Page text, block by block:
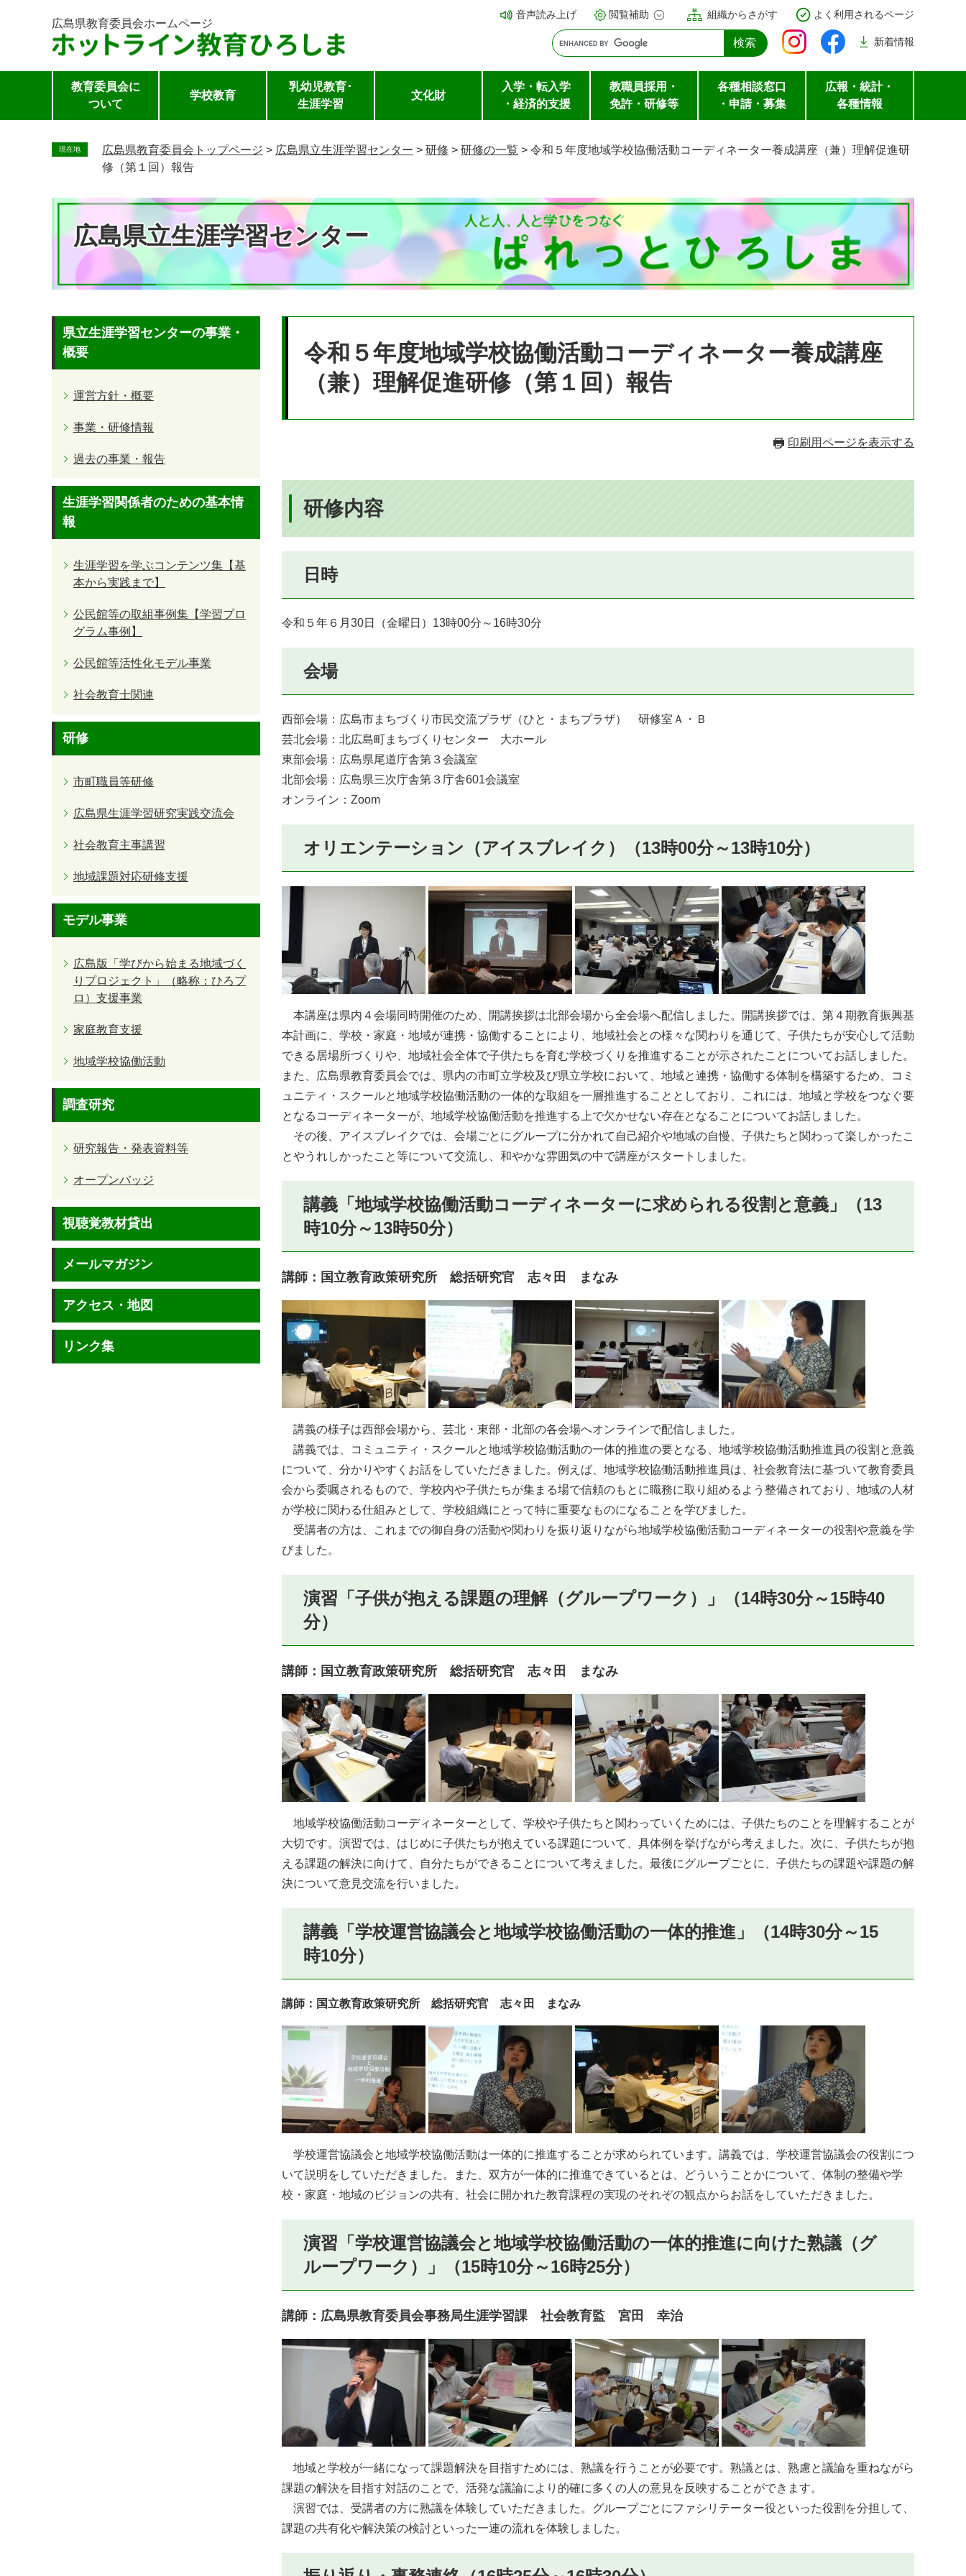
ー
し
広島県教育委員会ホームページ
音声読み上げ 閲覧補助 組織からさがす よく利用されるページ
新着情報
教育委員会に
ついて
学校教育
乳幼児教育･
生涯学習
文化財
入学・転入学
・経済的支援
教職員採用・
免許・研修等
各種相談窓口
・申請・募集
広報・統計・
各種情報
現在地 広島県教育委員会トップページ > 広島県立生涯学習センター > 研修 > 研修の一覧 > 令和５年度地域学校協働活動コーディネーター養成講座（兼）理解促進研
修（第１回）報告
広島県立生涯学習センター
令和５年度地域学校協働活動コーディネーター養成講座
（兼）理解促進研修（第１回）報告
印刷用ページを表示する
研修内容
日時
令和５年６月30日（金曜日）13時00分～16時30分
会場
西部会場：広島市まちづくり市民交流プラザ（ひと・まちプラザ） 研修室Ａ・Ｂ
芸北会場：北広島町まちづくりセンター 大ホール
東部会場：広島県尾道庁舎第３会議室
北部会場：広島県三次庁舎第３庁舎601会議室
オンライン：Zoom
オリエンテーション（アイスブレイク）（13時00分～13時10分）
本講座は県内４会場同時開催のため、開講挨拶は北部会場から全会場へ配信しました。開講挨拶では、第４期教育振興基
本計画に、学校・家庭・地域が連携・協働することにより、地域社会との様々な関わりを通じて、子供たちが安心して活動
できる居場所づくりや、地域社会全体で子供たちを育む学校づくりを推進することが示されたことについてお話しました。
また、広島県教育委員会では、県内の市町立学校及び県立学校において、地域と連携・協働する体制を構築するため、コミ
ュニティ・スクールと地域学校協働活動の一体的な取組を一層推進することとしており、これには、地域と学校をつなぐ要
となるコーディネーターが、地域学校協働活動を推進する上で欠かせない存在となることについてお話しました。
その後、アイスブレイクでは、会場ごとにグループに分かれて自己紹介や地域の自慢、子供たちと関わって楽しかったこ
とやうれしかったこと等について交流し、和やかな雰囲気の中で講座がスタートしました。
講義「地域学校協働活動コーディネーターに求められる役割と意義」（13
時10分～13時50分）
講師：国立教育政策研究所 総括研究官 志々田 まなみ
講義の様子は西部会場から、芸北・東部・北部の各会場へオンラインで配信しました。
講義では、コミュニティ・スクールと地域学校協働活動の一体的推進の要となる、地域学校協働活動推進員の役割と意義
について、分かりやすくお話をしていただきました。例えば、地域学校協働活動推進員は、社会教育法に基づいて教育委員
会から委嘱されるもので、学校内や子供たちが集まる場で信頼の​もとに職務に取り組めるよう整備されており、地域の人材
が学校に関わる仕組みとして、学校組織にとって特に重要なものになることを学びました。
受講者の方は、これまでの御自身の活動や関わりを振り返りながら地域学校協働活動コーディネーターの役割や意義を学
びました。
演習「子供が抱える課題の理解（グループワーク）」（14時30分～15時40
分）
講師：国立教育政策研究所 総括研究官 志々田 まなみ
地域学校協働活動コーディネーターとして、学校や子供たちと関わっていくためには、子供たちのことを理解することが
大切です。演習では、はじめに子供たちが抱えている課題について、具体例を挙げながら考えました。次に、子供たちが抱
える課題の解決に向けて、自分たちができることについて考えました。最後にグループごとに、子供たちの課題や課題の解
決について意見交流を行いました。
講義「学校運営協議会と地域学校協働活動の一体的推進」（14時30分～15
時10分）
講師：国立教育政策研究所 総括研究官 志々田 まなみ
学校運営協議会と地域学校協働活動は一体的に推進することが求められています。講義では、学校運営協議会の役割につ
いて説明をしていただきました。また、双方が一体的に推進できているとは、どういうことかについて、体制の整備や学
校・家庭・地域のビジョンの共有、社会に開かれた教育課程の実現のそれぞの観点からお話をしていただきました。
演習「学校運営協議会と地域学校協働活動の一体的推進に向けた熟議（グ
ループワーク）」（15時10分～16時25分）
講師：広島県教育委員会事務局生涯学習課 社会教育監 宮田 幸治
地域と学校が一緒になって課題解決を目指すためには、熟議を行うことが必要です。熟議とは、熟慮と議論を重ねながら
課題の解決を目指す対話のことで、活発な議論により的確に多くの人の意見を反映することができます。
演習では、受講者の方に熟議を体験していただきました。グループごとにファシリテーター役といった役割を分担して、
課題の共有化や解決策の検討といった一連の流れを体験しました。
県立生涯学習センターの事業・
概要
運営方針・概要
事業・研修情報
過去の事業・報告
生涯学習関係者のための基本情
報
生涯学習を学ぶコンテンツ集【基
本から実践まで】
公民館等の取組事例集【学習プロ
グラム事例】
公民館等活性化モデル事業
社会教育士関連
研修
市町職員等研修
広島県生涯学習研究実践交流会
社会教育主事講習
地域課題対応研修支援
モデル事業
広島版「学びから始まる地域づく
りプロジェクト」（略称：ひろプ
ロ）支援事業
家庭教育支援
地域学校協働活動
調査研究
研究報告・発表資料等
オープンバッジ
視聴覚教材貸出
メールマガジン
アクセス・地図
リンク集